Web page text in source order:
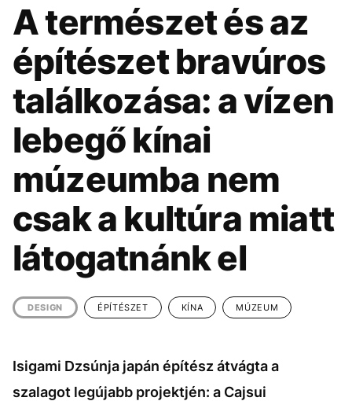
ZENE DIVAT
KULTÚRA ENTR
FILM + SOROZAT TECH-TUDOMÁNY
SPORT TÁRSADALOM
KÖZÉLET
ÉLETMÓD DESIGN
BESZÉLGETÉSEK ARCOK
VIDEÓ TÖRTÉNETEK
DUNA FIDESZ
KÁVÉ KONCERT
ENERGIAVÁLSÁG SEBESTYÉN BALÁZS
MADONNA MAGYARORSZÁG
A természet és az
építészet bravúros
találkozása: a vízen
lebegő kínai
múzeumba nem
csak a kultúra miatt
látogatnánk el
DESIGN ÉPÍTÉSZET KÍNA MÚZEUM
Isigami Dzsúnja japán építész átvágta a
szalagot legújabb projektjén: a Cajsui